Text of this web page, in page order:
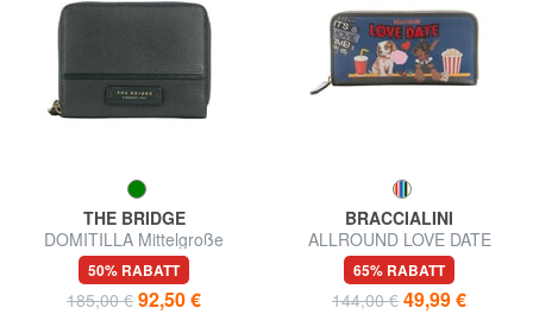
THE BRIDGE
DOMITILLA Mittelgroße
Lederbrieftasche mit
umlaufendem Reißverschluss
50% RABATT
185,00 € 92,50 €
BRACCIALINI
ALLROUND LOVE DATE
Große Geldbörse mit
Reißverschluss
65% RABATT
144,00 € 49,99 €